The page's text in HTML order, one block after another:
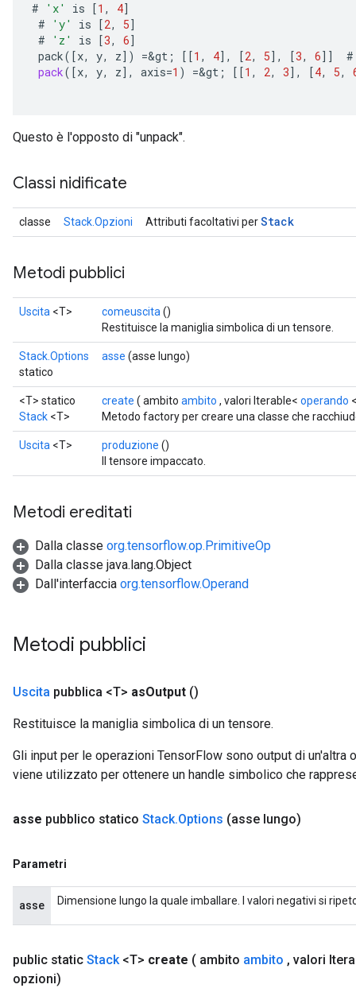
# 'x' is [1 , 4]
#
'y' is [2, 5]
#
'z' is [3, 6]
pack( [x, y, z] ) =&gt ; [[1 , 4] , [2, 5] , [3, 6]]
#
pack( [x, y, z] , axis=1 ) =&gt ; [[1 , 2, 3] , [4, 5,
Questo è l'opposto di "unpack".
Classi nidificate
classe Stack.Opzioni Attributi facoltativi perStack
Metodi pubblici
Uscita <T> comeuscita ()
Restituisce la maniglia simbolica di un tensore.
Stack.Options
statico
asse (asse lungo)
<T> statico
Stack <T>
create ( ambito ambito , valori Iterable< operando
Metodo factory per creare una classe che
Uscita <T> produzione ()
Il tensore impaccato.
Metodi ereditati
Dalla classe org.tensorflow.op.PrimitiveOp
Dalla classe java.lang.Object
Dall'interfaccia org.tensorflow.Operand
Metodi pubblici
Uscita pubblica <T> asOutput ()
Restituisce la maniglia simbolica di un tensore.
Gli input per le operazioni TensorFlow sono output di un'altra
viene utilizzato per ottenere un handle simbolico che
asse pubblico statico Stack.Options (asse lungo)
Parametri
asse Dimensione lungo la quale imballare. I valori negativi si
public static Stack<T> create ( ambito ambito , valori
opzioni)